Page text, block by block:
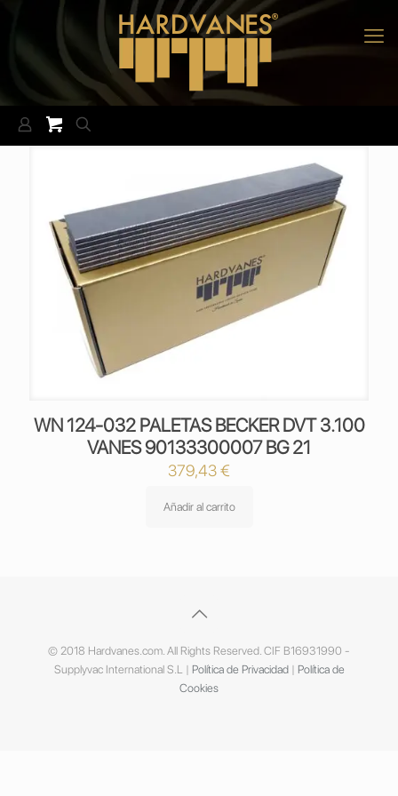
WN 124-032 PALETAS BECKER DVT 3.100
VANES 90133300007 BG 21
379,43€
Añadir al carrito
© 2018 Hardvanes.com. All Rights Reserved. CIF B16931990 -
Supplyvac International S.L | Política de Privacidad| Política de
Cookies